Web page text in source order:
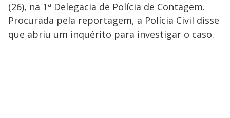
(26), na 1ª Delegacia de Polícia de Contagem.
Procurada pela reportagem, a Polícia Civil disse
que abriu um inquérito para investigar o caso.